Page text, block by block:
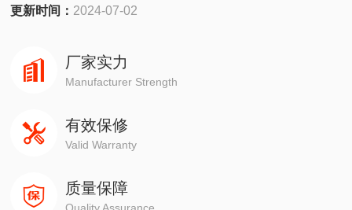
测量范围大，零位调节精确。精度高，稳定性好。
更新时间： 2024-07-02
厂家实力
Manufacturer Strength
有效保修
Valid Warranty
质量保障